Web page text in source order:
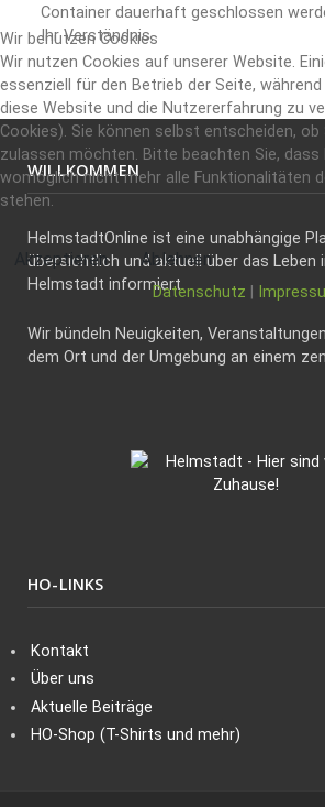
Container dauerhaft geschlossen
Ihr Verständnis.
WILLKOMMEN
HelmstadtOnline ist eine unabhängige
übersichtlich und aktuell über das Leben
Helmstadt informiert.
Wir bündeln Neuigkeiten,
dem Ort und der Umgebung an einem
HO-LINKS
Kontakt
Über uns
Aktuelle Beiträge
HO-Shop (T-Shirts und mehr)
Wir benutzen Cookies
Wir nutzen Cookies auf unserer Website.
essenziell für den Betrieb der Seite,
diese Website und die Nutzererfahrung zu
Cookies). Sie können selbst entscheiden, ob
zulassen möchten. Bitte beachten Sie, dass
womöglich nicht mehr alle Funktionalitäten
stehen.
Akzeptieren Ablehnen
Datenschutz